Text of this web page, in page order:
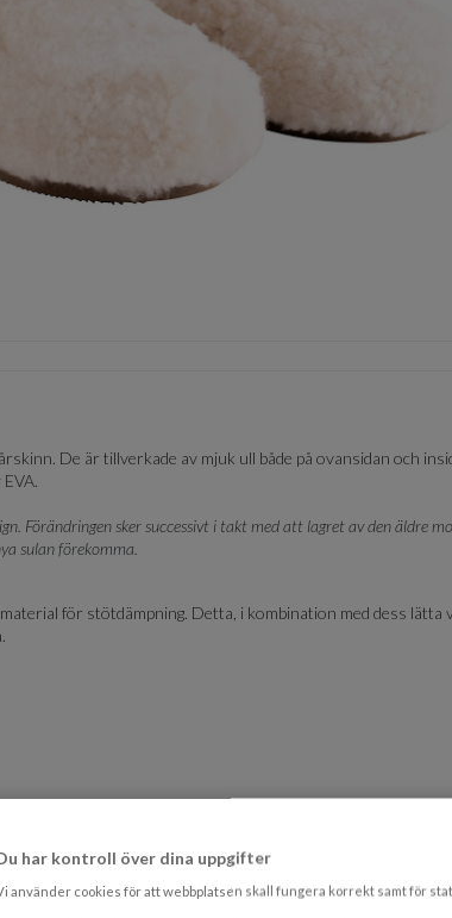
De är tillverkade av mjuk ull både på ovansidan och
Förändringen sker successivt i takt med att lagret av den äldre
sulan förekomma.
för stötdämpning. Detta, i kombination med dess lätta
möjligt. Om tofflorna måste tvättas rekommenderar vi att de
ullprogrammet. Använd endast ett milt flytande tvättmedel
har kontroll över dina uppgifter
använder cookies för att webbplatsen skall fungera korrekt samt för